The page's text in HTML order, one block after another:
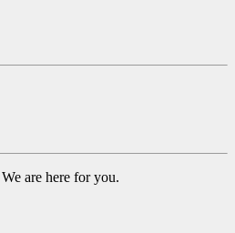
We are here for you.